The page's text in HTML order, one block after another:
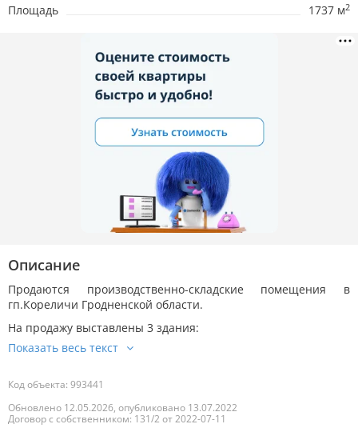
Площадь
1737 м2
Описание
Продаются производственно-складские помещения в
гп.Кореличи Гродненской области.
На продажу выставлены 3 здания:
Код объекта: 993441
Обновлено 12.05.2026, опубликовано 13.07.2022
Договор с собственником: 131/2 от 2022-07-11